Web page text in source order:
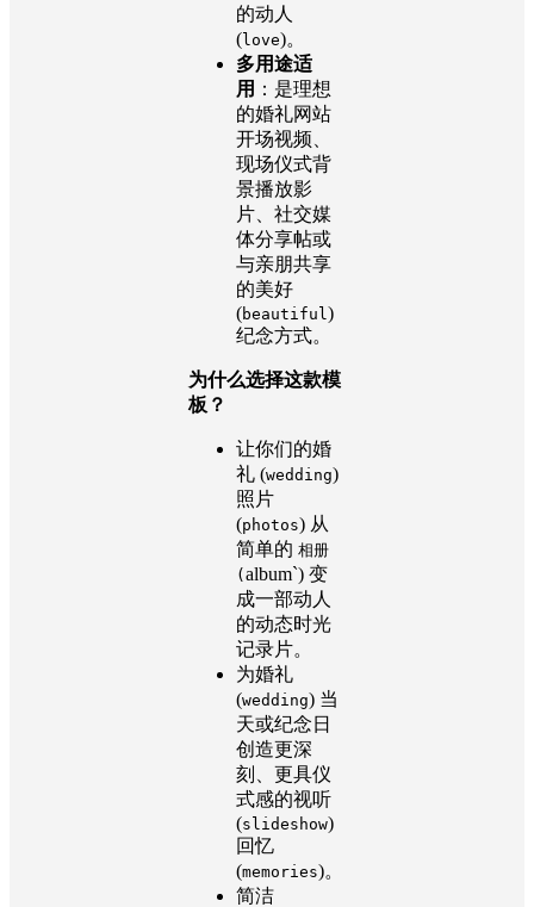
的动人
(love)。
多用途适
用 ：是理想
的婚礼网站
开场视频、
现场仪式背
景播放影
片、社交媒
体分享帖或
与亲朋共享
的美好
(beautiful )
纪念方式。
为什么选择这款模
板？
让你们的婚
礼 (wedding)
照片
(photos) 从
简单的 相册
(album`) 变
成一部动人
的动态时光
记录片。
为婚礼
(wedding) 当
天或纪念日
创造更深
刻、更具仪
式感的视听
(slideshow)
回忆
(memories)。
简洁